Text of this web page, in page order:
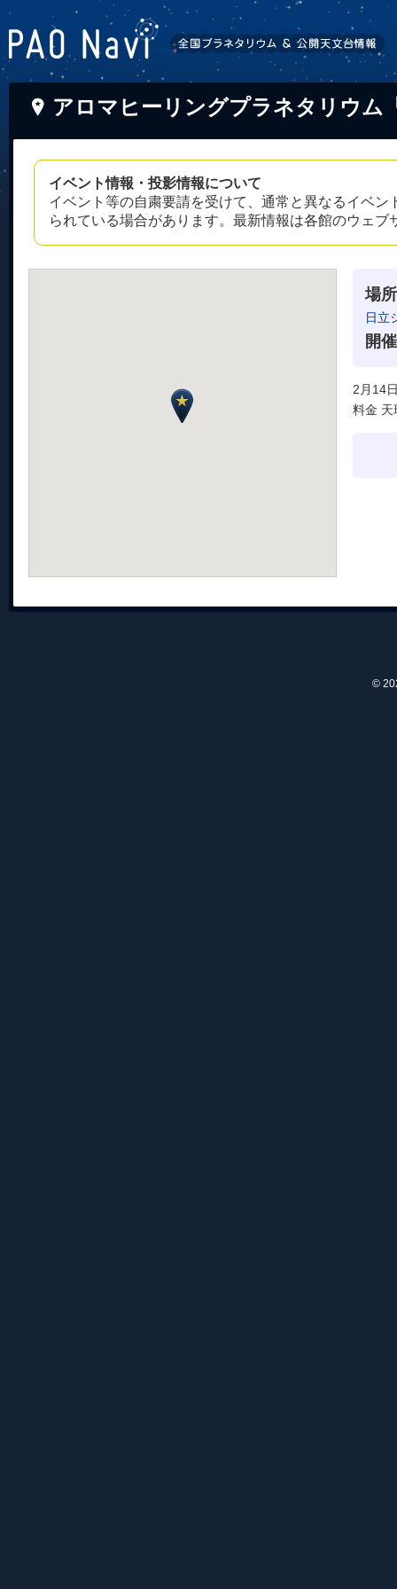
アロマヒーリングプラネタリウム
イベント情報・投影情報について
イベント等の自粛要請を受けて、通常と異なるイベ
られている場合があります。最新情報は各館のウェ
場所
日立
開
2月14
料金 天
©